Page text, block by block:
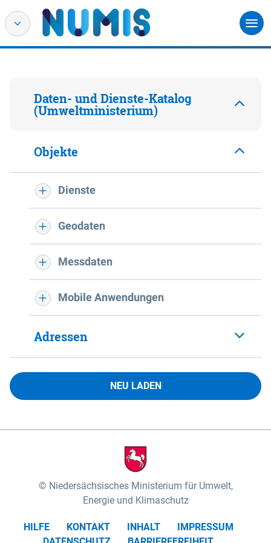
Daten- und Dienste-Katalog
(Umweltministerium)
Objekte
Dienste
Geodaten
Messdaten
Mobile Anwendungen
Adressen
NEU LADEN
Niedersächsisches Ministerium für Umwelt,
Energie und Klimaschutz
HILFE KONTAKT INHALT
IMPRESSUM